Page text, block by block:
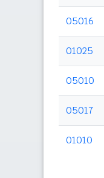
05016
01025
05010
05017
01010